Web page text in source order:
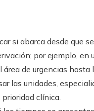
si abarca desde que
por ejemplo, en
de urgencias hasta
las unidades,
clínica.